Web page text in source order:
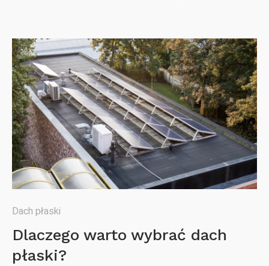
Dach płaski
Dlaczego warto wybrać dach
płaski?